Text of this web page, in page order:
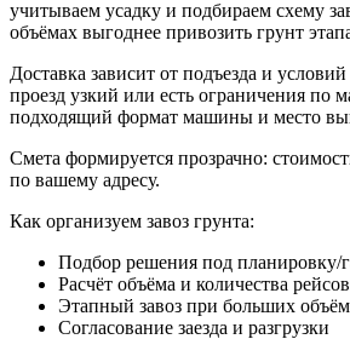
учитываем усадку и подбираем схему
объёмах выгоднее привозить грунт
Доставка зависит от подъезда и
проезд узкий или есть ограничения по
подходящий формат машины и место
Смета формируется прозрачно:
по вашему адресу.
Как организуем завоз грунта:
Подбор решения под планировку/
Расчёт объёма и количества рейсов
Этапный завоз при больших
Согласование заезда и разгрузки